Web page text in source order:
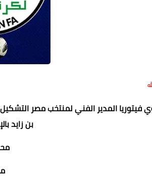
فيتوريا المدير الفني لمنتخب مصر
بن زايد